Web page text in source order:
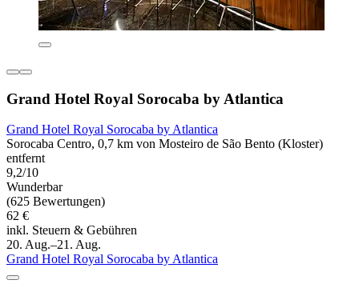
Grand Hotel Royal Sorocaba by Atlantica
Grand Hotel Royal Sorocaba by Atlantica
Sorocaba Centro, 0,7 km von Mosteiro de São Bento (Kloster)
entfernt
9,2/10
Wunderbar
(625 Bewertungen)
62 €
inkl. Steuern & Gebühren
20. Aug.–21. Aug.
Grand Hotel Royal Sorocaba by Atlantica